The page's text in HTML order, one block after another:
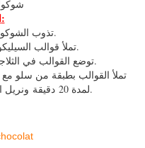
الطريقة:
- تذوب الشوكولاتة في حمام مائي.
- تملأ قوالب السيليكون بطبقة من الشوكولاتة.
- توضع القوالب في الثلاجة إلى أن تتماسك الشوكولاتة.
لمدة 20 دقيقة ونريل السلو بالشوكولاتة من القوالب.